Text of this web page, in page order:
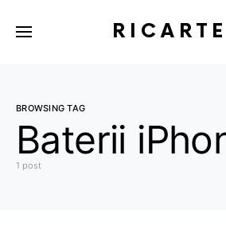
BROWSING TAG
Baterii
1 post